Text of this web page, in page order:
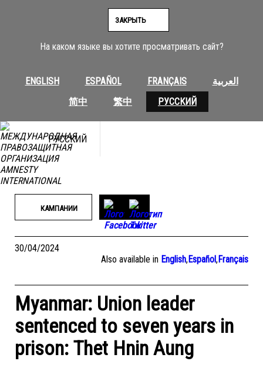
На каком языке вы хотите просматривать сайт?
ENGLISH ESPAÑOL FRANÇAIS
العربية
简中
繁中 РУССКИЙ
ЗАКРЫТЬ
РУССКИЙ
КАМПАНИИ
30/04/2024
Also available in English,Español,Français
Myanmar: Union leader
sentenced to seven years in
prison: Thet Hnin Aung